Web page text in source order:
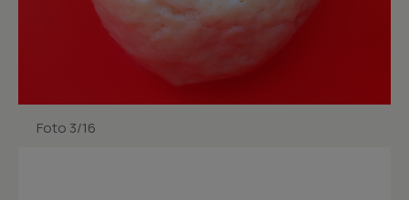
Foto 3/16